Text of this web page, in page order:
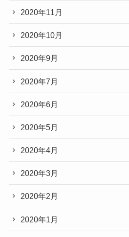
2020年11月
2020年10月
2020年9月
2020年7月
2020年6月
2020年5月
2020年4月
2020年3月
2020年2月
2020年1月